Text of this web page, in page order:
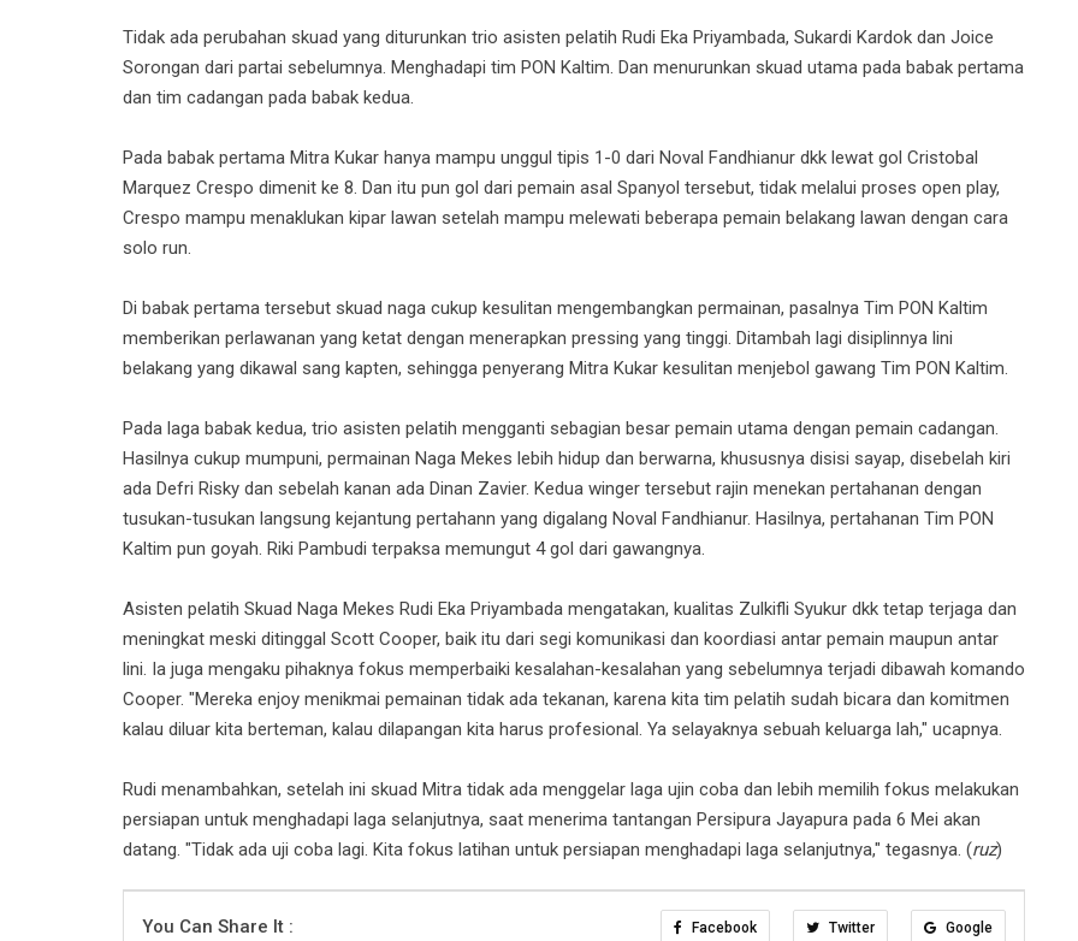
Tidak ada perubahan skuad yang diturunkan trio asisten pelatih Rudi Eka Priyambada, Sukardi Kardok dan Joice
Sorongan dari partai sebelumnya. Menghadapi tim PON Kaltim. Dan menurunkan skuad utama pada babak pertama
dan tim cadangan pada babak kedua.
Pada babak pertama Mitra Kukar hanya mampu unggul tipis 1-0 dari Noval Fandhianur dkk lewat gol Cristobal
Marquez Crespo dimenit ke 8. Dan itu pun gol dari pemain asal Spanyol tersebut, tidak melalui proses open play,
Crespo mampu menaklukan kipar lawan setelah mampu melewati beberapa pemain belakang lawan dengan cara
solo run.
Di babak pertama tersebut skuad naga cukup kesulitan mengembangkan permainan, pasalnya Tim PON Kaltim
memberikan perlawanan yang ketat dengan menerapkan pressing yang tinggi. Ditambah lagi disiplinnya lini
belakang yang dikawal sang kapten, sehingga penyerang Mitra Kukar kesulitan menjebol gawang Tim PON Kaltim.
Pada laga babak kedua, trio asisten pelatih mengganti sebagian besar pemain utama dengan pemain cadangan.
Hasilnya cukup mumpuni, permainan Naga Mekes lebih hidup dan berwarna, khususnya disisi sayap, disebelah kiri
ada Defri Risky dan sebelah kanan ada Dinan Zavier. Kedua winger tersebut rajin menekan pertahanan dengan
tusukan-tusukan langsung kejantung pertahann yang digalang Noval Fandhianur. Hasilnya, pertahanan Tim PON
Kaltim pun goyah. Riki Pambudi terpaksa memungut 4 gol dari gawangnya.
Asisten pelatih Skuad Naga Mekes Rudi Eka Priyambada mengatakan, kualitas Zulkifli Syukur dkk tetap terjaga dan
meningkat meski ditinggal Scott Cooper, baik itu dari segi komunikasi dan koordiasi antar pemain maupun antar
lini. Ia juga mengaku pihaknya fokus memperbaiki kesalahan-kesalahan yang sebelumnya terjadi dibawah komando
Cooper. "Mereka enjoy menikmai pemainan tidak ada tekanan, karena kita tim pelatih sudah bicara dan komitmen
kalau diluar kita berteman, kalau dilapangan kita harus profesional. Ya selayaknya sebuah keluarga lah," ucapnya.
Rudi menambahkan, setelah ini skuad Mitra tidak ada menggelar laga ujin coba dan lebih memilih fokus melakukan
persiapan untuk menghadapi laga selanjutnya, saat menerima tantangan Persipura Jayapura pada 6 Mei akan
datang. "Tidak ada uji coba lagi. Kita fokus latihan untuk persiapan menghadapi laga selanjutnya," tegasnya. (ruz)
You Can Share It : Facebook Twitter Google